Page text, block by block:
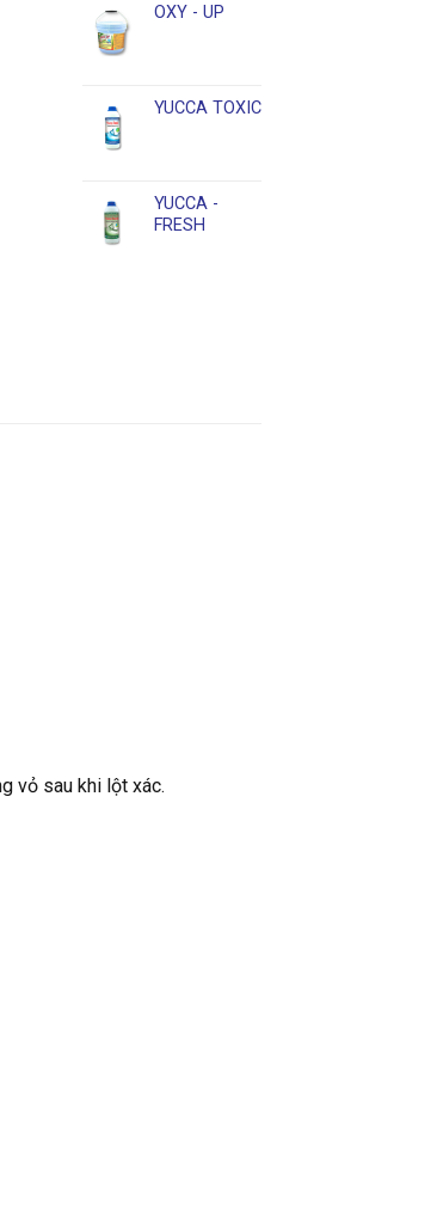
OXY - UP
YUCCA TOXIC
YUCCA -
FRESH
vỏ sau khi lột xác.